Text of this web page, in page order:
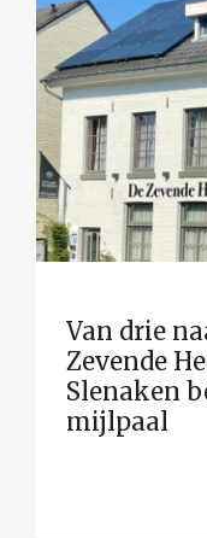
Van drie
Zevende
Slenaken
mijlpaal